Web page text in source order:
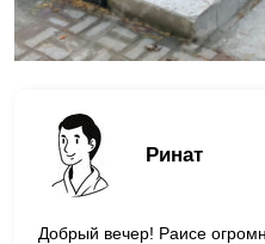
Ринат
Добрый вечер! Раисе